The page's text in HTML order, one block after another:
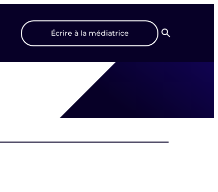
Écrire à la médiatrice
Recherche